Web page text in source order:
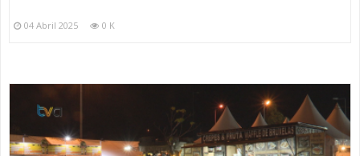
04 Abril 2025 0 K